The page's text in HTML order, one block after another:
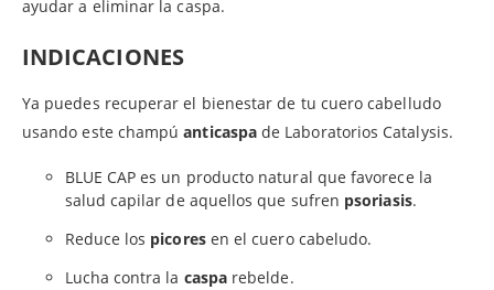
ayudar a eliminar la caspa.
INDICACIONES
Ya puedes recuperar el bienestar de tu cuero cabelludo
usando este champúanticaspade Laboratorios Catalysis.
BLUE CAP es un producto natural que favorece la
salud capilar de aquellos que sufren psoriasis.
Reduce los picores en el cuero cabeludo.
Lucha contra la casparebelde.